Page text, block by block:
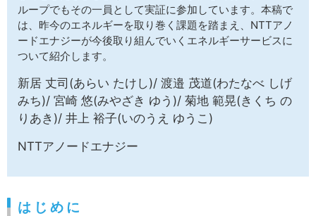
ループでもその一員として実証に参加しています。本稿で
は、昨今のエネルギーを取り巻く課題を踏まえ、NTTアノ
ードエナジーが今後取り組んでいくエネルギーサービスに
ついて紹介します。
新居 丈司(あらい たけし)/ 渡邉 茂道(わたなべ しげ
みち)/ 宮崎 悠(みやざき ゆう)/ 菊地 範晃(きくち の
りあき)/ 井上 裕子(いのうえ ゆうこ)
NTTアノードエナジー
は じ め に